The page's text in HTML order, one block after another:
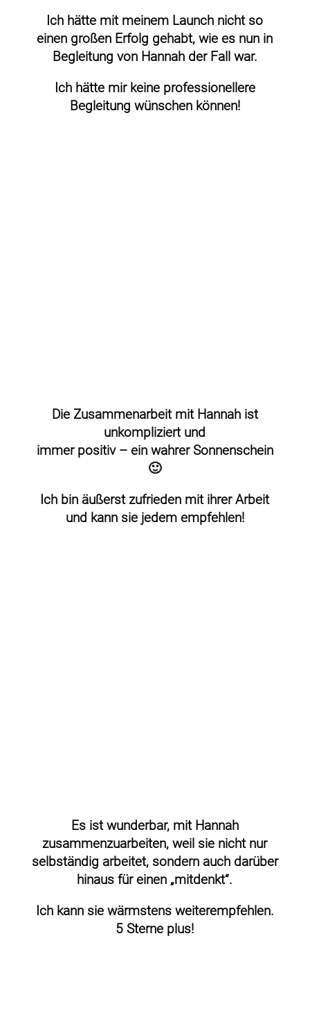
Ich hätte mit meinem Launch nicht so
einen großen Erfolg gehabt, wie es nun in
Begleitung von Hannah der Fall war.
Ich hätte mir keine professionellere
Begleitung wünschen können!
Die Zusammenarbeit mit Hannah ist
unkompliziert und
immer positiv – ein wahrer Sonnenschein
🙂
Ich bin äußerst zufrieden mit ihrer Arbeit
und kann sie jedem empfehlen!
Es ist wunderbar, mit Hannah
zusammenzuarbeiten, weil sie nicht nur
selbständig arbeitet, sondern auch darüber
hinaus für einen „mitdenkt“.
Ich kann sie wärmstens weiterempfehlen.
5 Sterne plus!